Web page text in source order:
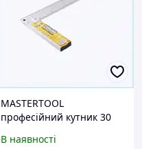
MASTERTOOL
професійний кутник 30
В наявності